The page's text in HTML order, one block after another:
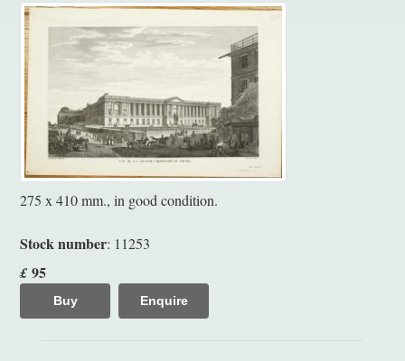
275 x 410 mm., in good condition.
Stock number: 11253
£ 95
Buy Enquire